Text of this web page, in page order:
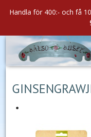
Handla för 400:- och få